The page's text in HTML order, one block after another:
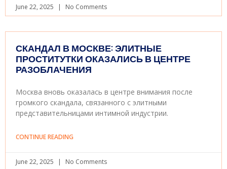
June 22, 2025 No Comments
СКАНДАЛ В МОСКВЕ: ЭЛИТНЫЕ
ПРОСТИТУТКИ ОКАЗАЛИСЬ В ЦЕНТРЕ
РАЗОБЛАЧЕНИЯ
Москва вновь оказалась в центре внимания после
громкого скандала, связанного с элитными
представительницами интимной индустрии.
CONTINUE READING
June 22, 2025 No Comments